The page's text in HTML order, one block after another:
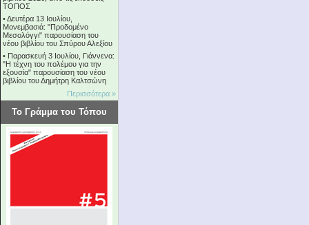
ΤΟΠΟΣ
•Δευτέρα 13 Ιουλίου,
Μονεμβασιά: "Προδομένο
Μεσολόγγι" παρουσίαση του
νέου βιβλίου του Σπύρου Αλεξίου
• Παρασκευή 3 Ιουλίου, Γιάννενα:
"Η τέχνη του πολέμου για την
εξουσία" παρουσίαση του νέου
βιβλίου του Δημήτρη Καλτσώνη
Περισσότερα »
Το Γράμμα του Τόπου